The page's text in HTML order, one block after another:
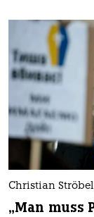
Christian
„Man muss